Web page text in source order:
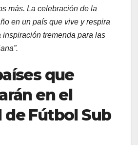
más. La celebración de la
en un país que vive y respira
inspiración tremenda para las
que
en el
de Fútbol Sub